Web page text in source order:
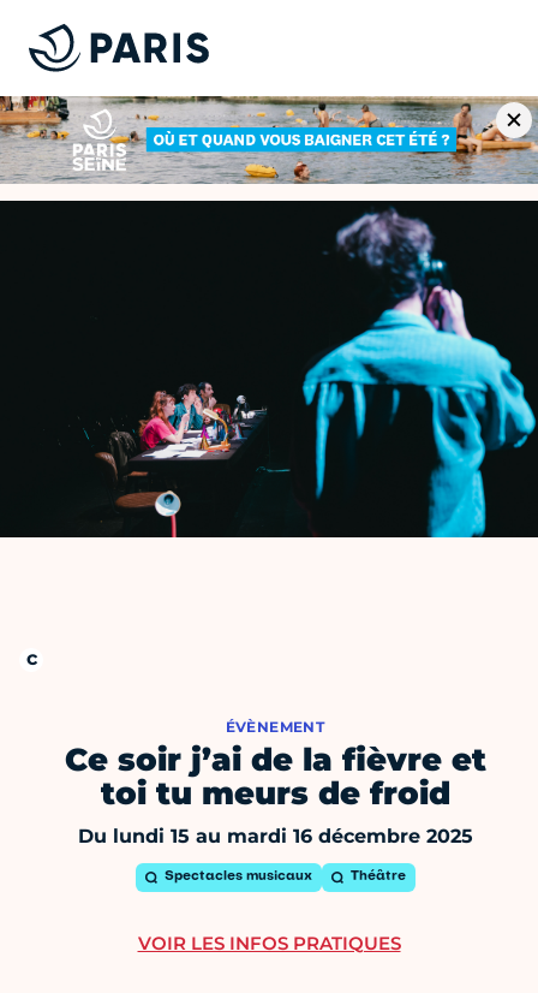
ÉVÈNEMENT
Ce soir j’ai de la fièvre et
toi tu meurs de froid
Du lundi 15 au mardi 16 décembre 2025
Spectacles musicaux Théâtre
VOIR LES INFOS PRATIQUES